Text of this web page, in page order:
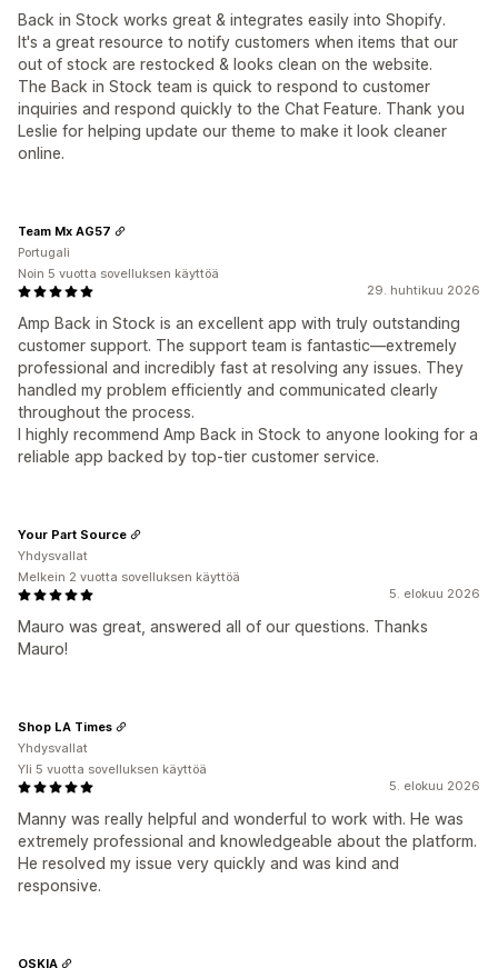
Back in Stock works great & integrates easily into Shopify.
It's a great resource to notify customers when items that our
out of stock are restocked & looks clean on the website.
The Back in Stock team is quick to respond to customer
inquiries and respond quickly to the Chat Feature. Thank you
Leslie for helping update our theme to make it look cleaner
online.
29. huhtikuu 2026
Amp Back in Stock is an excellent app with truly outstanding
customer support. The support team is fantastic—extremely
professional and incredibly fast at resolving any issues. They
handled my problem efficiently and communicated clearly
throughout the process.
I highly recommend Amp Back in Stock to anyone looking for a
reliable app backed by top‑tier customer service.
Team Mx AG57
Portugali
Noin 5 vuotta sovelluksen käyttöä
5. elokuu 2026
Mauro was great, answered all of our questions. Thanks
Mauro!
Your Part Source
Yhdysvallat
Melkein 2 vuotta sovelluksen käyttöä
5. elokuu 2026
Manny was really helpful and wonderful to work with. He was
extremely professional and knowledgeable about the platform.
He resolved my issue very quickly and was kind and
responsive.
Shop LA Times
Yhdysvallat
Yli 5 vuotta sovelluksen käyttöä
OSKIA